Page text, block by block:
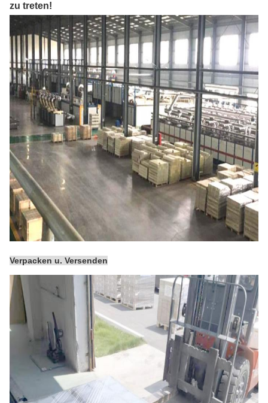
zu treten!
Verpacken u. Versenden